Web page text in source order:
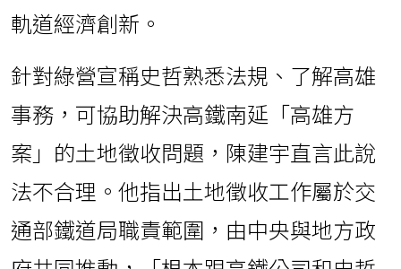
軌道經濟創新。
針對綠營宣稱史哲熟悉法規、了解高雄
事務，可協助解決高鐵南延「高雄方
案」的土地徵收問題，陳建宇直言此說
法不合理。他指出土地徵收工作屬於交
通部鐵道局職責範圍，由中央與地方政